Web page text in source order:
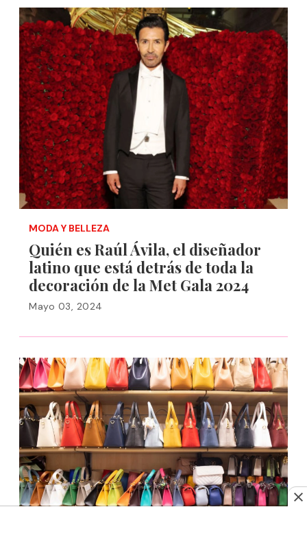
MODA Y BELLEZA
Quién es Raúl Ávila, el diseñador
latino que está detrás de toda la
decoración de la Met Gala 2024
Mayo 03, 2024